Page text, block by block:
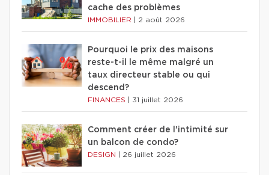
cache des problèmes
IMMOBILIER 2 août 2026
Pourquoi le prix des maisons
reste-t-il le même malgré un
taux directeur stable ou qui
descend?
FINANCES 31 juillet 2026
Comment créer de l'intimité sur
un balcon de condo?
DESIGN 26 juillet 2026